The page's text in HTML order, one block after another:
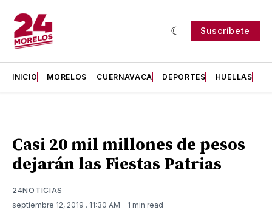
Suscríbete
INICIO MORELOS CUERNAVACA DEPORTES HUELLAS
Casi 20 mil millones de pesos
dejarán las Fiestas Patrias
24NOTICIAS
septiembre 12, 2019 . 11:30 AM - 1 min read